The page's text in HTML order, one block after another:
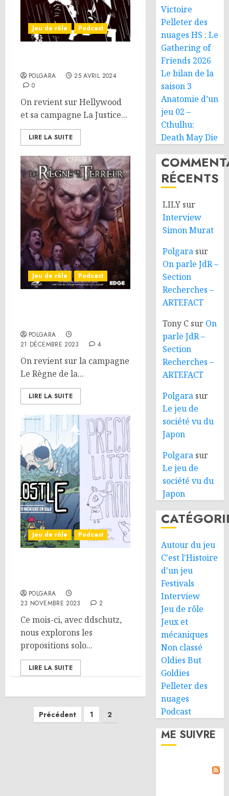
Jeu de rôle Podcast
POLGARA
25 AVRIL 2024
0
On revient sur Hellywood
et sa campagne La Justice...
LIRE LA SUITE
Jeu de rôle Podcast
POLGARA
21 DÉCEMBRE 2023
4
On revient sur la campagne
Le Règne de la...
LIRE LA SUITE
Jeu de rôle Podcast
POLGARA
23 NOVEMBRE 2023
2
Ce mois-ci, avec ddschutz,
nous explorons les
propositions solo...
LIRE LA SUITE
Pagination
Précédent 1 2
Victoire
Pelleter des
nuages HS : Le
Gathering of
Friends 2026
Le bilan de la
saison 3
Anatomie d’un
jeu 02 –
Cthulhu:
Death May Die
RÉCENTS
LILY sur
Interview
Simon Murat
Polgara sur
On parle JdR –
Section
Recherches –
ARTEFACT
Tony C sur On
parle JdR –
Section
Recherches –
ARTEFACT
Polgara sur
Le jeu de
société vu du
Japon
Polgara sur
Le jeu de
société vu du
Japon
Autour du jeu
C'est l'Histoire
d'un jeu
Festivals
Interview
Jeu de rôle
Jeux et
mécaniques
Non classé
Oldies But
Goldies
Pelleter des
nuages
Podcast
ME SUIVRE